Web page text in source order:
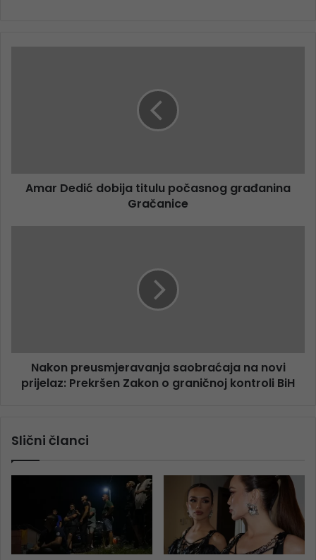
Amar Dedić dobija titulu počasnog građanina
Gračanice
Nakon preusmjeravanja saobraćaja na novi
prijelaz: Prekršen Zakon o graničnoj kontroli BiH
Slični članci